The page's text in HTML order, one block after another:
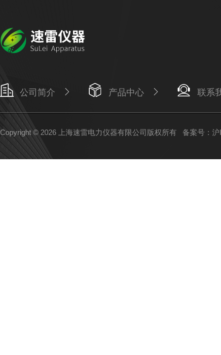
公司简介 产品中心 联系
Copyright © 2026 上海速雷电力仪器有限公司版权所有 备案号：